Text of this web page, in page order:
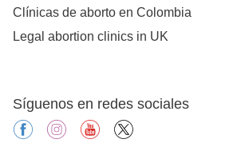
Clínicas de aborto en Colombia
Legal abortion clinics in UK
Síguenos en redes sociales
facebookinstagramyoutube